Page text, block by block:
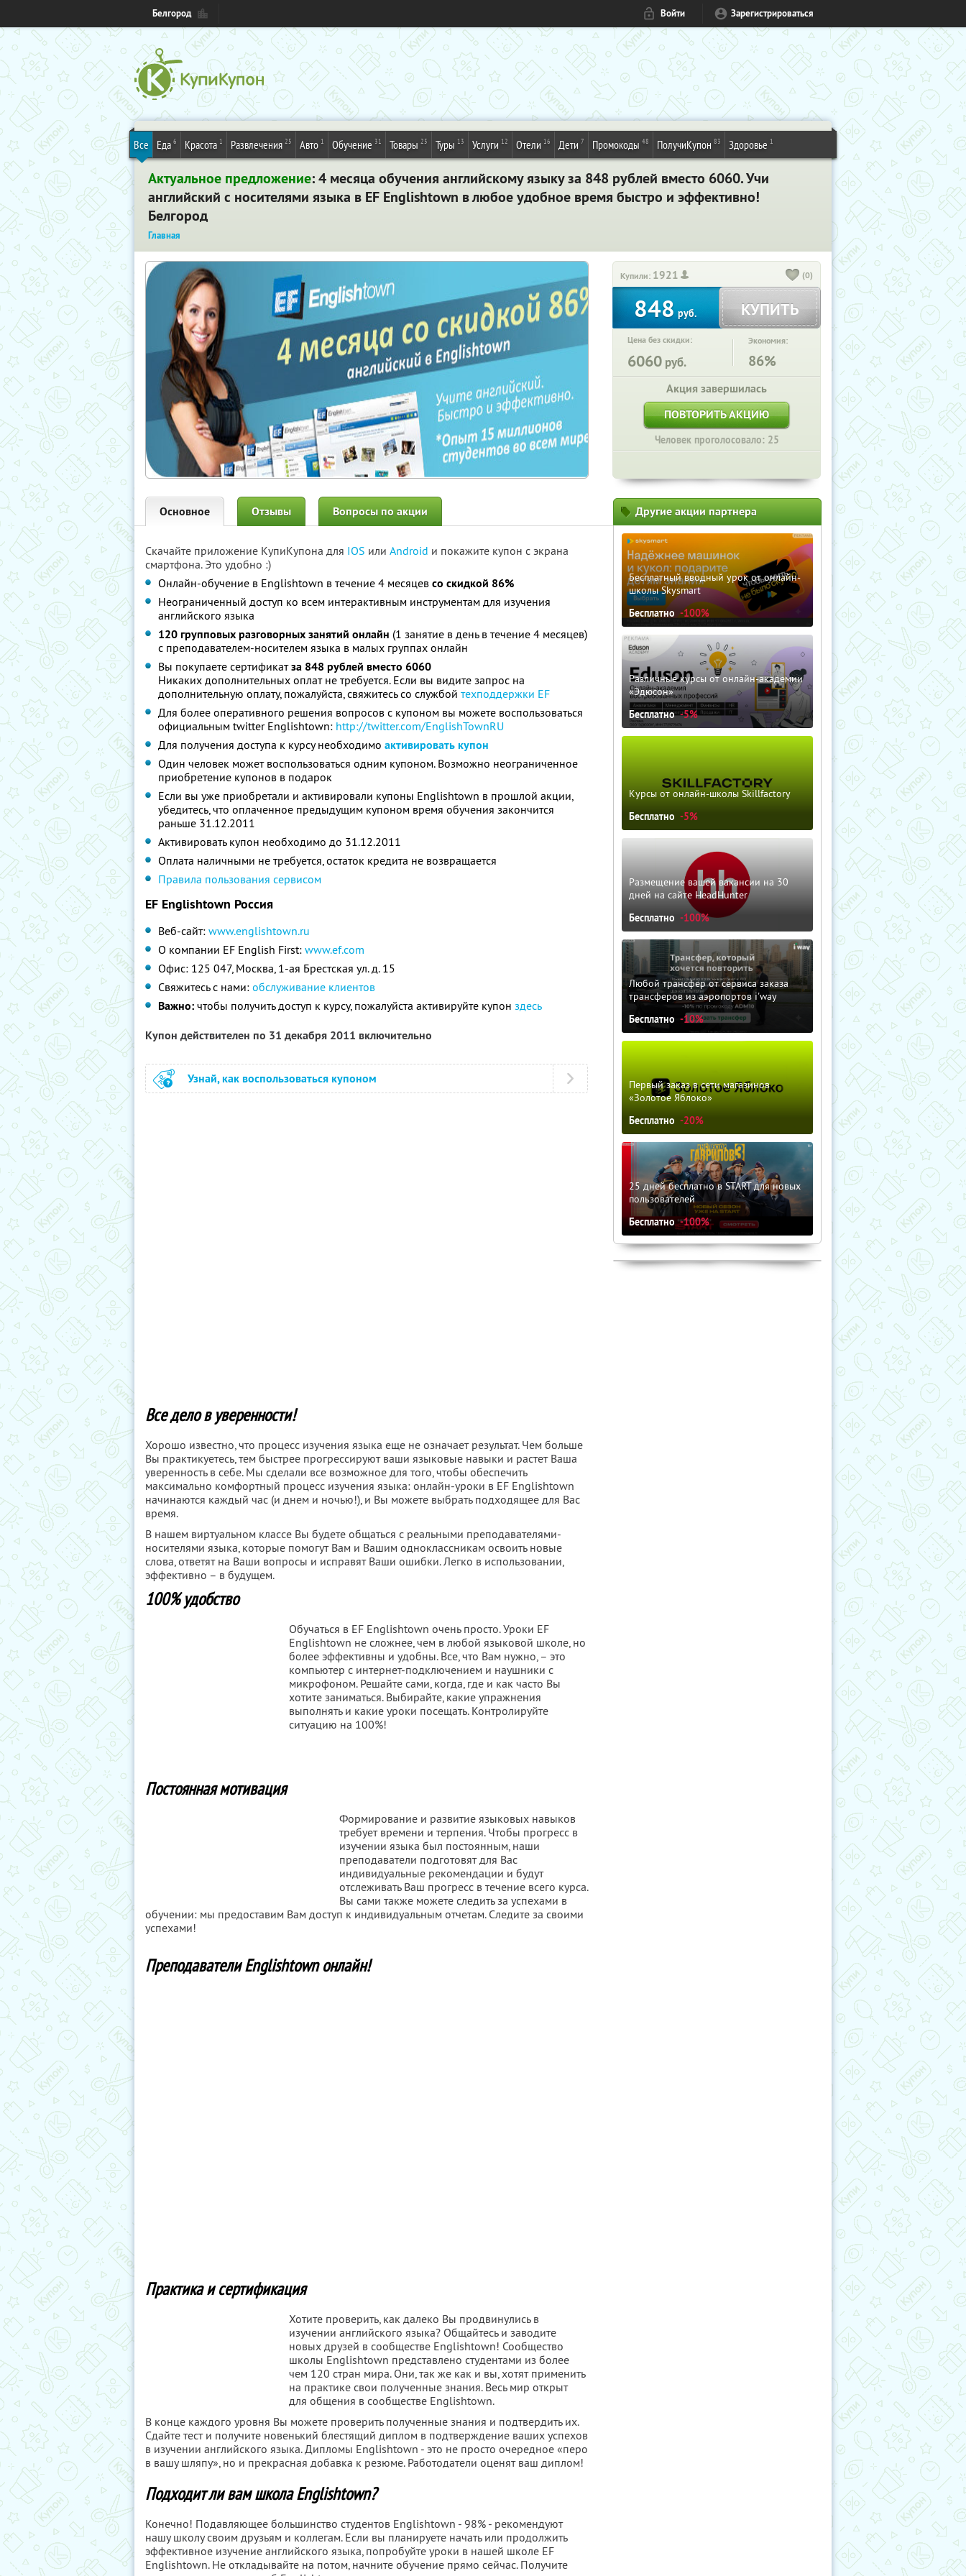
Белгород Войти Зарегистрироваться
Все Еда 6 Красота 1 Развлечения 25 Авто 1 Обучение 31 Товары 25 Туры 13 Услуги 12 Отели 16 Дети 7 Промокоды 48 ПолучиКупон 83 Здоровье 1
Актуальное предложение: 4 месяца обучения английскому языкуза 848 рублей вместо 6060. Учи
английский с носителями языка в EF Englishtown в любое удобное время быстро и эффективно!
Белгород
Главная
Купили: 1921 (0)
848 руб. КУПИТЬ
Цена без скидки:
6060 руб.
Экономия:
86%
Акция завершилась
ПОВТОРИТЬ АКЦИЮ
Человек проголосовало: 25
Основное Отзывы Вопросы по акции
Скачайте приложение КупиКупона для IOS или Android и покажите купон с экрана
смартфона. Это удобно :)
Онлайн-обучение в Englishtown в течение 4 месяцев со скидкой 86%
Неограниченный доступ ко всем интерактивным инструментам для изучения
английского языка
120 групповых разговорных занятий онлайн (1 занятие в день в течение 4 месяцев)
с преподавателем-носителем языка в малых группах онлайн
Вы покупаете сертификатза 848 рублей вместо 6060
Никаких дополнительных оплат не требуется. Если вы видите запрос на
дополнительную оплату, пожалуйста, свяжитесь со службой техподдержки EF
Для более оперативного решения вопросов с купоном вы можете воспользоваться
официальным twitter Englishtown: http://twitter.com/EnglishTownRU
Для получения доступа к курсу необходимо активировать купон
Один человек может воспользоваться одним купоном. Возможно неограниченное
приобретение купонов в подарок
Если вы уже приобретали и активировали купоны Englishtown в прошлой акции,
убедитесь, что оплаченное предыдущим купоном время обучения закончится
раньше 31.12.2011
Активировать купон необходимо до 31.12.2011
Оплата наличными не требуется, остаток кредита не возвращается
Правила пользования сервисом
EF Englishtown Россия
Веб-сайт: www.englishtown.ru
О компании EF English First: www.ef.com
Офис: 125 047, Москва, 1-ая Брестская ул. д. 15
Свяжитесь с нами: обслуживание клиентов
Важно: чтобы получить доступ к курсу, пожалуйста активируйте купон здесь
Купон действителен по 31 декабря 2011 включительно
Узнай, как воспользоваться купоном
Все дело в уверенности!
Хорошо известно, что процесс изучения языка еще не означает результат. Чем больше
Вы практикуетесь, тем быстрее прогрессируют ваши языковые навыки и растет Ваша
уверенность в себе. Мы сделали все возможное для того, чтобы обеспечить
максимально комфортный процесс изучения языка: онлайн-уроки в EF Englishtown
начинаются каждый час (и днем и ночью!), и Вы можете выбрать подходящее для Вас
время.
В нашем виртуальном классе Вы будете общаться с реальными преподавателями-
носителями языка, которые помогут Вам и Вашим одноклассникам освоить новые
слова, ответят на Ваши вопросы и исправят Ваши ошибки. Легко в использовании,
эффективно – в будущем.
100% удобство
Обучаться в EF Englishtown очень просто. Уроки EF
Englishtown не сложнее, чем в любой языковой школе, но
более эффективны и удобны. Все, что Вам нужно, – это
компьютер с интернет-подключением и наушники с
микрофоном. Решайте сами, когда, где и как часто Вы
хотите заниматься. Выбирайте, какие упражнения
выполнять и какие уроки посещать. Контролируйте
ситуацию на 100%!
Постоянная мотивация
Формирование и развитие языковых навыков
требует времени и терпения. Чтобы прогресс в
изучении языка был постоянным, наши
преподаватели подготовят для Вас
индивидуальные рекомендации и будут
отслеживать Ваш прогресс в течение всего курса.
Вы сами также можете следить за успехами в
обучении: мы предоставим Вам доступ к индивидуальным отчетам. Следите за своими
успехами!
Преподаватели Englishtown онлайн!
Практика и сертификация
Хотите проверить, как далеко Вы продвинулись в
изучении английского языка? Общайтесь и заводите
новых друзей в сообществе Englishtown! Сообщество
школы Englishtown представлено студентами из более
чем 120 стран мира. Они, так же как и вы, хотят применить
на практике свои полученные знания. Весь мир открыт
для общения в сообществе Englishtown.
В конце каждого уровня Вы можете проверить полученные знания и подтвердить их.
Сдайте тест и получите новенький блестящий диплом в подтверждение ваших успехов
в изучении английского языка. Дипломы Englishtown - это не просто очередное «перо
в вашу шляпу», но и прекрасная добавка к резюме. Работодатели оценят ваш диплом!
Подходит ли вам школа Englishtown?
Конечно! Подавляющее большинство студентов Englishtown - 98% - рекомендуют
нашу школу своим друзьям и коллегам. Если вы планируете начать или продолжить
эффективное изучение английского языка, попробуйте уроки в нашей школе EF
Englishtown. Не откладывайте на потом, начните обучение прямо сейчас. Получите
Другие акции партнера
Бесплатный вводный урок от онлайн-
школы Skysmart
Бесплатно -100%
Различные курсы от онлайн-академии
«Эдюсон»
Бесплатно -5%
Курсы от онлайн-школы Skillfactory
Бесплатно -5%
Размещение вашей вакансии на 30
дней на сайте HeadHunter
Бесплатно -100%
Любой трансфер от сервиса заказа
трансферов из аэропортов i'way
Бесплатно -10%
Первый заказ в сети магазинов
«Золотое Яблоко»
Бесплатно -20%
25 дней бесплатно в START для новых
пользователей
Бесплатно -100%